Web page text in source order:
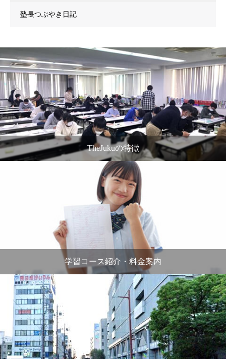
塾長つぶやき日記
TheJukuの特徴
学習コース紹介・料金案内